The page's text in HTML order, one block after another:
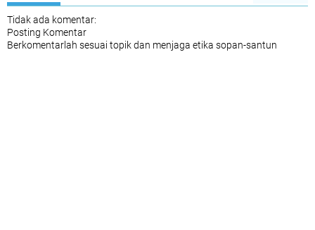
Tidak ada komentar:
Posting Komentar
Berkomentarlah sesuai topik dan menjaga etika sopan-santun